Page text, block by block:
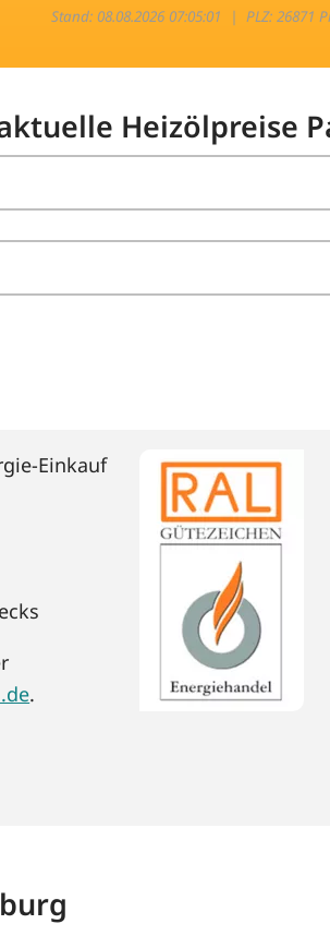
Stand: 08.08.2026 07:05:01 |PLZ: 26871
Heizölpreise
Einkauf
.